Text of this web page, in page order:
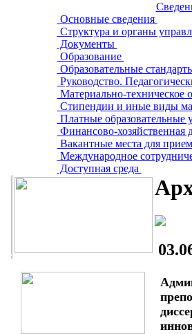
Основные сведения
Структура и органы
Документы
Образование
Образовательные
Руководство.
Материально-техническое
Стипендии и иные виды
Платные образовательные
Финансово-хозяйственная
Вакантные места для
Международное
Доступная среда